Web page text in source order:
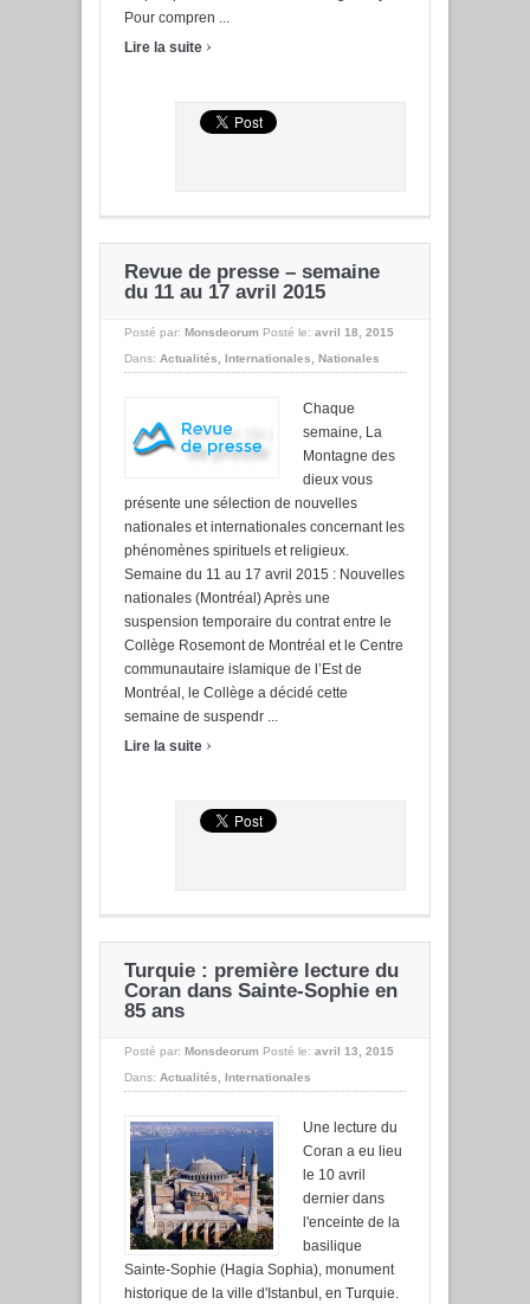
Pour compren ...
Lire la suite ›
Revue de presse – semaine
du 11 au 17 avril 2015
Posté par: Monsdeorum Posté le: avril 18, 2015
Dans: Actualités, Internationales, Nationales
Chaque
semaine, La
Montagne des
dieux vous
présente une sélection de nouvelles
nationales et internationales concernant les
phénomènes spirituels et religieux.
Semaine du 11 au 17 avril 2015 : Nouvelles
nationales (Montréal) Après une
suspension temporaire du contrat entre le
Collège Rosemont de Montréal et le Centre
communautaire islamique de l’Est de
Montréal, le Collège a décidé cette
semaine de suspendr ...
Lire la suite ›
Turquie : première lecture du
Coran dans Sainte-Sophie en
85 ans
Posté par: Monsdeorum Posté le: avril 13, 2015
Dans: Actualités, Internationales
Une lecture du
Coran a eu lieu
le 10 avril
dernier dans
l'enceinte de la
basilique
Sainte-Sophie (Hagia Sophia), monument
historique de la ville d'Istanbul, en Turquie.